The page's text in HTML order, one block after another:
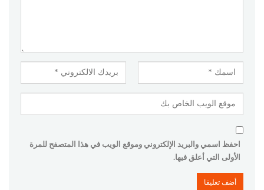
احفظ اسمي والبريد الإلكتروني وموقع الويب في هذا المتصفح للمرة
الأولى التي أعلق فيها.